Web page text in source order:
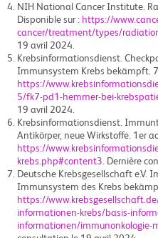
NIH National Cancer Institute.
Disponible sur : https://
cancer/treatment/types/
19 avril 2024.
Krebsinformationsdienst.
Immunsystem Krebs bekämpft.
https://
5/fk7-pd1-hemmer-bei-
19 avril 2024.
Krebsinformationsdienst.
Antikörper, neue Wirkstoffe. 1er
https://
krebs.php#content3 . Dernière
Deutsche Krebsgesellschaft e.V.
Immunsystem des Krebs
https://
informationen-krebs/basis-
informationen/immunonkologie-